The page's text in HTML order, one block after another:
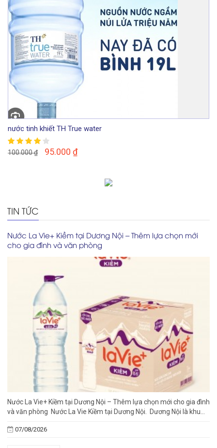
nước tinh khiết TH True water
100.000₫ 95.000 ₫
TIN TỨC
Nước La Vie+ Kiềm tại Dương Nội – Thêm lựa chọn mới
cho gia đình và văn phòng
Nước La Vie+ Kiềm tại Dương Nội – Thêm lựa chọn mới cho gia đình
và văn phòng Nước La Vie Kiềm tại Dương Nội. Dương Nội là khu...
07/08/2026